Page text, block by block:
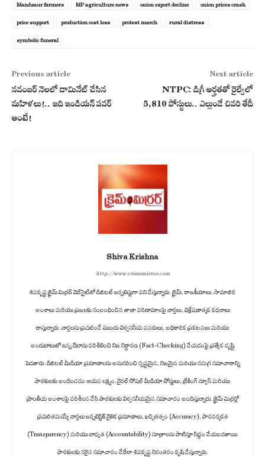
Mandsaur farmers MP agriculture news onion export decline onion prices crash
price support production cost loss protest march rural distress
symbolic funeral
Previous article
నవంబర్ నెలలో డామినేట్ చేసిన
మహిళలు!.. ఇది ఇండియన్ పవర్
అంటే!
Next article
NTPC: డిగ్రీ అర్హతతో రైల్వేలో
5,810 పోస్టులు.. ఎల్లుండే చివరి తేదీ
Shiva Krishna
http://www.crimemirror.com
శివకృష్ణ క్రైమ్ మిర్రర్ వెబ్‌సైట్‌లో డిజిటల్ జర్నలిస్టుగా పని చేస్తున్నారు. క్రైమ్, రాజకీయాలు, సామాజిక
అంశాలు మరియు ప్రజలకు సంబంధించిన తాజా పరిణామాలపై వార్తలు, విశ్లేషణాత్మక కథనాలు
రాస్తున్నారు. వార్తలను ప్రచురించే ముందు విశ్వసనీయ వనరులు, అధికారిక ప్రకటనలు మరియు
అందుబాటులో ఉన్న డేటాను పరిశీలించి నిజ నిర్ధారణ (Fact-Checking) చేయడంపై ప్రత్యేక దృష్టి
పెడతారు. డిజిటల్ మీడియా ప్రమాణాలను అనుసరించి స్పష్టమైన, నిజమైన మరియు సమగ్ర సమాచారాన్ని
పాఠకులకు అందించడం ఆయన లక్ష్యం. వైరల్ సోషల్ మీడియా పోస్టులు, బ్రేకింగ్ న్యూస్ మరియు
ప్రాంతీయ అంశాలపై పరిశీలన చేసి పాఠకులకు విశ్వసనీయమైన సమాచారం అందిస్తున్నారు. క్రైమ్ మిర్రర్లో
ప్రచురితమయ్యే వార్తలు జర్నలిస్టిక్ నైతిక ప్రమాణాలు, ఖచ్చితత్వం (Accuracy), పారదర్శకత
(Transparency) మరియు బాధ్యత (Accountability) సూత్రాలను పాటిస్తూ సిద్ధం చేయబడతాయి.
పాఠకులకు సరైన సమాచారం చేరేలా శివకృష్ణ నిరంతరం కృషి చేస్తున్నారు.